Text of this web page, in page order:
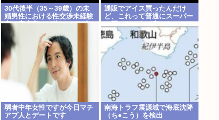
30代後半（35～39歳）の未
婚男性における性交渉未経験
率（童貞率）が約26%（4人
に1人）
通販でアイス買ったんだけ
ど、これって普通にスーパー
で買ったほうが安くないか？
弱者中年女性ですが今日マチ
アプ人とデートです
南海トラフ震源域で海底沈降
（ち●こう）を検出